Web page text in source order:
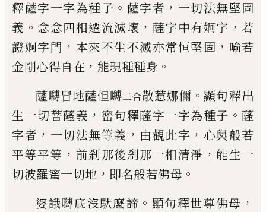
釋薩字一字為種子 。 薩字者 ， 一切法無堅固
義 。 念念四相遷流滅壞 ， 薩字中有婀字 ， 若
證婀字門 ， 本來不生不滅亦常恒堅固 ， 喻若
金剛心得自在 ， 能現種種身 。
薩嚩冒地薩怛嚩二合散惹娜儞 。 顯句釋出
生一切菩薩義 ， 密句釋薩字一字為種子 。 薩
字者 ， 一切法無等義 ， 由觀此字 ， 心與般若
平等平等 ， 前剎那後剎那一相清淨 ， 能生一
切波羅蜜一切地 ， 即名般若佛母 。
婆誐嚩底沒馱麼諦 。 顯句釋世尊佛母 ，